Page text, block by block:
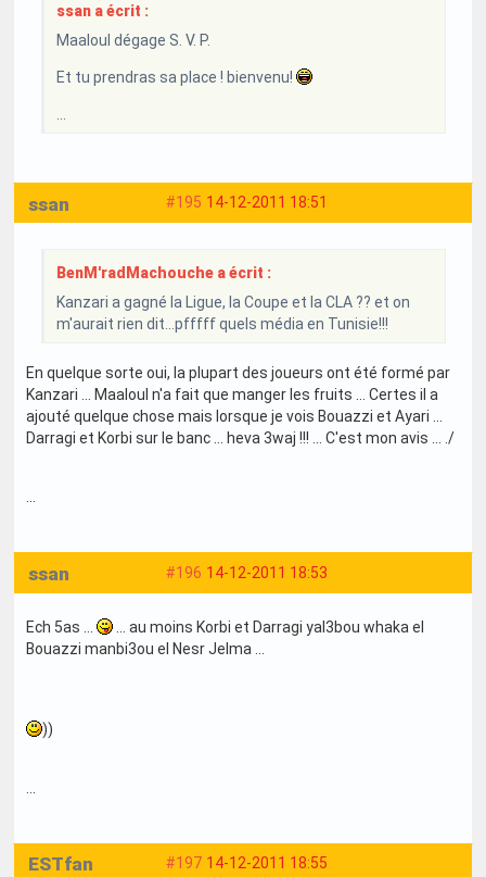
ssan a écrit :
Maaloul dégage S. V. P.
Et tu prendras sa place ! bienvenu!
...
#195 14-12-2011 18:51
ssan
BenM'radMachouche a écrit :
Kanzari a gagné la Ligue, la Coupe et la CLA ?? et on
m'aurait rien dit...pfffff quels média en Tunisie!!!
En quelque sorte oui, la plupart des joueurs ont été formé par
Kanzari ... Maaloul n'a fait que manger les fruits ... Certes il a
ajouté quelque chose mais lorsque je vois Bouazzi et Ayari ...
Darragi et Korbi sur le banc ... heva 3waj !!! ... C'est mon avis ... ./
...
#196 14-12-2011 18:53
ssan
Ech 5as ...
... au moins Korbi et Darragi yal3bou whaka el
Bouazzi manbi3ou el Nesr Jelma ...
))
#197 14-12-2011 18:55
ESTfan